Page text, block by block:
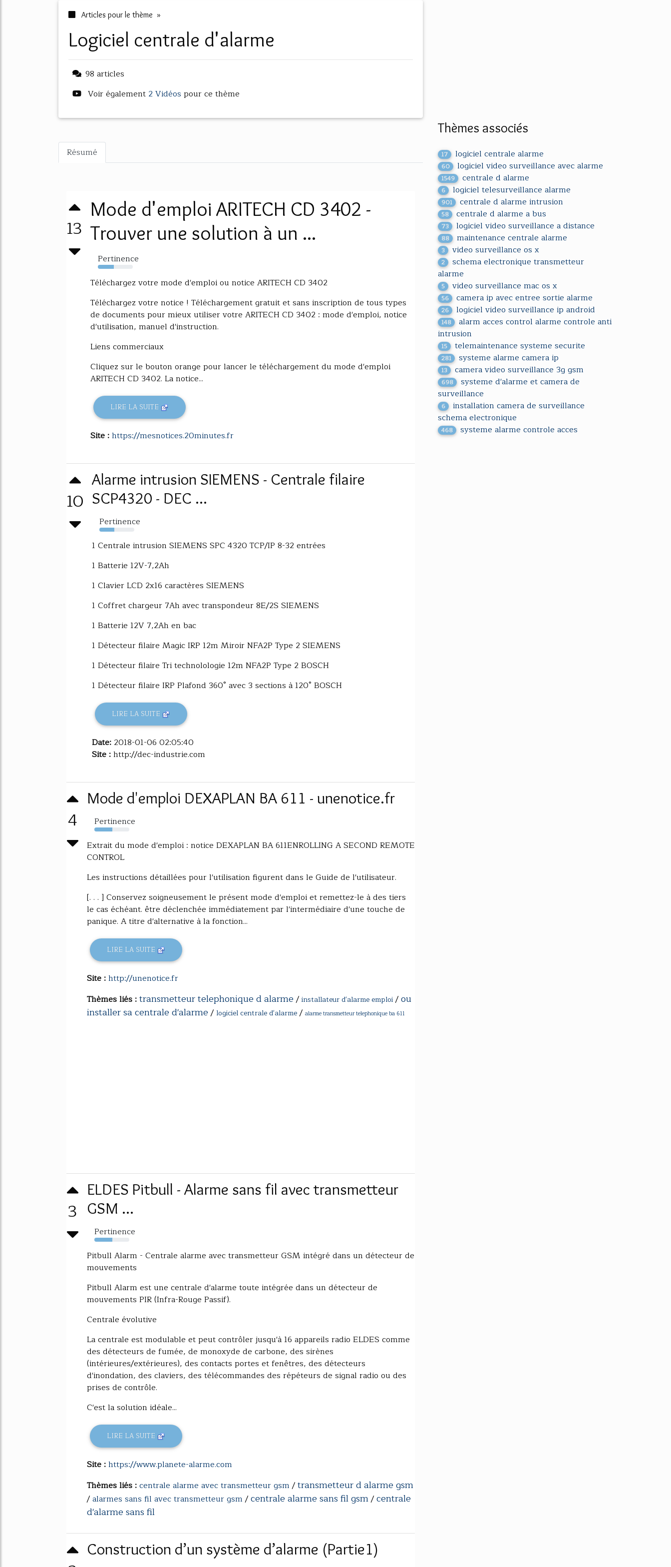
Articles pour le thème »
logiciel centrale d'alarme
98 articles
Voir également 2 Vidéos pour ce thème
Résumé
13
Mode d'emploi ARITECH CD 3402 -
Trouver une solution à un ...
Pertinence
45%
Téléchargez votre mode d'emploi ou notice ARITECH CD 3402
Téléchargez votre notice ! Téléchargement gratuit et sans inscription de tous types
de documents pour mieux utiliser votre ARITECH CD 3402 : mode d'emploi, notice
d'utilisation, manuel d'instruction.
Liens commerciaux
Cliquez sur le bouton orange pour lancer le téléchargement du mode d'emploi
ARITECH CD 3402. La notice...
LIRE LA SUITE
Site :https://mesnotices.20minutes.fr
10
Alarme intrusion SIEMENS - Centrale filaire
SCP4320 - DEC ...
Pertinence
43%
1 Centrale intrusion SIEMENS SPC 4320 TCP/IP 8-32 entrées
1 Batterie 12V-7,2Ah
1 Clavier LCD 2x16 caractères SIEMENS
1 Coffret chargeur 7Ah avec transpondeur 8E/2S SIEMENS
1 Batterie 12V 7,2Ah en bac
1 Détecteur filaire Magic IRP 12m Miroir NFA2P Type 2 SIEMENS
1 Détecteur filaire Tri technolologie 12m NFA2P Type 2 BOSCH
1 Détecteur filaire IRP Plafond 360° avec 3 sections à 120° BOSCH
LIRE LA SUITE
Date: 2018-01-06 02:05:40
Site :http://dec-industrie.com
4
Mode d'emploi DEXAPLAN BA 611 - unenotice.fr
Pertinence
51%
Extrait du mode d'emploi : notice DEXAPLAN BA 611ENROLLING A SECOND REMOTE
CONTROL
Les instructions détaillées pour l'utilisation figurent dans le Guide de l'utilisateur.
[. . . ] Conservez soigneusement le présent mode d'emploi et remettez-le à des tiers
le cas échéant. être déclenchée immédiatement par l'intermédiaire d'une touche de
panique. A titre d'alternative à la fonction...
LIRE LA SUITE
Site :http://unenotice.fr
Thèmes liés :transmetteur telephonique d alarme/ installateur d'alarme emploi/ou
installer sa centrale d'alarme/ logiciel centrale d'alarme/ alarme transmetteur telephonique ba 611
3
ELDES Pitbull - Alarme sans fil avec transmetteur
GSM ...
Pertinence
52%
Pitbull Alarm - Centrale alarme avec transmetteur GSM intégré dans un détecteur de
mouvements
Pitbull Alarm est une centrale d'alarme toute intégrée dans un détecteur de
mouvements PIR (Infra-Rouge Passif).
Centrale évolutive
La centrale est modulable et peut contrôler jusqu'à 16 appareils radio ELDES comme
des détecteurs de fumée, de monoxyde de carbone, des sirènes
(intérieures/extérieures), des contacts portes et fenêtres, des détecteurs
d'inondation, des claviers, des télécommandes des répéteurs de signal radio ou des
prises de contrôle.
C'est la solution idéale...
LIRE LA SUITE
Site :https://www.planete-alarme.com
Thèmes liés :centrale alarme avec transmetteur gsm/transmetteur d alarme gsm
/alarmes sans fil avec transmetteur gsm/centrale alarme sans fil gsm/centrale
d'alarme sans fil
Construction d’un système d’alarme (Partie1)
Thèmes associés
17 logiciel centrale alarme
60 logiciel video surveillance avec alarme
1549 centrale d alarme
6 logiciel telesurveillance alarme
901 centrale d alarme intrusion
58 centrale d alarme a bus
73 logiciel video surveillance a distance
88 maintenance centrale alarme
3 video surveillance os x
2
schema electronique transmetteur
alarme
5 video surveillance mac os x
56 camera ip avec entree sortie alarme
26 logiciel video surveillance ip android
148
alarm acces control alarme controle anti
intrusion
15 telemaintenance systeme securite
281 systeme alarme camera ip
13 camera video surveillance 3g gsm
698
systeme d'alarme et camera de
surveillance
6
installation camera de surveillance
schema electronique
468 systeme alarme controle acces